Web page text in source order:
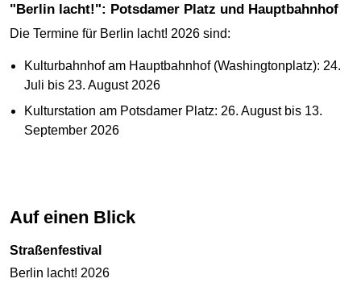
"Berlin lacht!": Potsdamer Platz und Hauptbahnhof
Die Termine für Berlin lacht! 2026 sind:
Kulturbahnhof am Hauptbahnhof (Washingtonplatz): 24.⁠
Juli bis 23. August 2026
Kulturstation am Potsdamer Platz: 26. August bis 13.
September 2026
Auf einen Blick
Straßenfestival
Berlin lacht! 2026